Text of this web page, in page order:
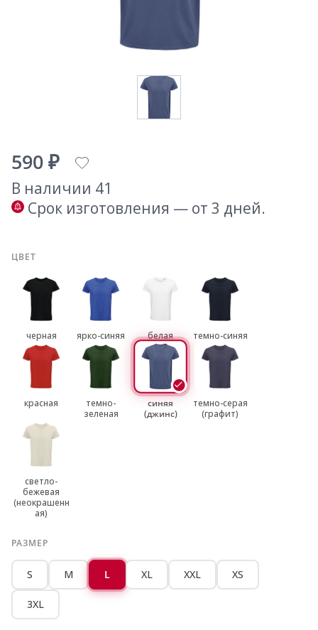
590 ₽
В наличии 41
Срок изготовления — от 3 дней.
ЦВЕТ
черная ярко-синяя белая темно-синяя
красная
темно-
зеленая
синяя
(джинс)
темно-серая
(графит)
светло-
бежевая
(неокрашенн
ая)
РАЗМЕР
S M L XL XXL XS
3XL